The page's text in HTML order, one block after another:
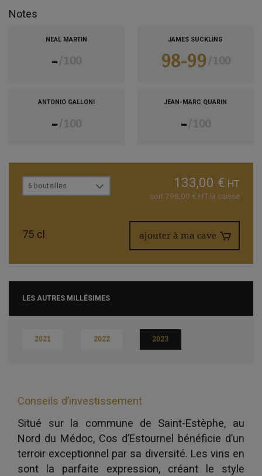
Notes
NEAL MARTIN
- 100
JAMES SUCKLING
98-99 100
ANTONIO GALLONI
- 100
JEAN-MARC QUARIN
- 100
133,00 € HT
soit 798,00 € HT la caisse
6 bouteilles
ajouter à ma cave
75 cl
LES AUTRES MILLÉSIMES
2021 2022 2023
Conseils d’investissement
Situé sur la commune de Saint-Estèphe, au
Nord du Médoc, Cos d’Estournel bénéficie d’un
terroir exceptionnel par sa diversité. Les vins en
sont la parfaite expression, créant le style